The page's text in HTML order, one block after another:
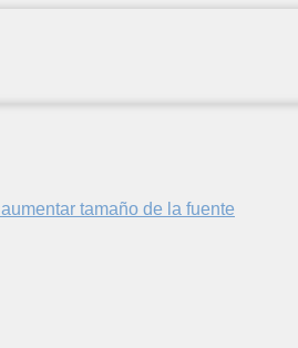
aumentar tamaño de la fuente